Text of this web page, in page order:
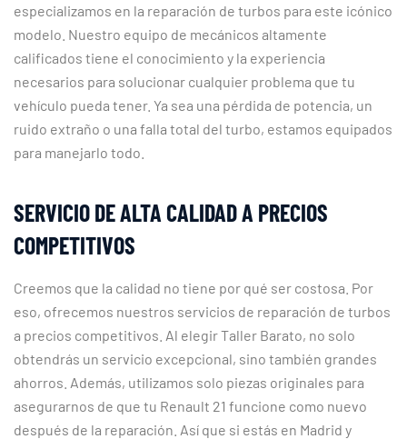
especializamos en la reparación de turbos para este icónico
modelo. Nuestro equipo de mecánicos altamente
calificados tiene el conocimiento y la experiencia
necesarios para solucionar cualquier problema que tu
vehículo pueda tener. Ya sea una pérdida de potencia, un
ruido extraño o una falla total del turbo, estamos equipados
para manejarlo todo.
SERVICIO DE ALTA CALIDAD A PRECIOS
COMPETITIVOS
Creemos que la calidad no tiene por qué ser costosa. Por
eso, ofrecemos nuestros servicios de reparación de turbos
a precios competitivos. Al elegir Taller Barato, no solo
obtendrás un servicio excepcional, sino también grandes
ahorros. Además, utilizamos solo piezas originales para
asegurarnos de que tu Renault 21 funcione como nuevo
después de la reparación. Así que si estás en Madrid y